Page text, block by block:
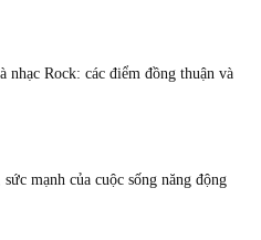
nhạc Rock: các điểm đồng thuận và
mạnh của cuộc sống năng động